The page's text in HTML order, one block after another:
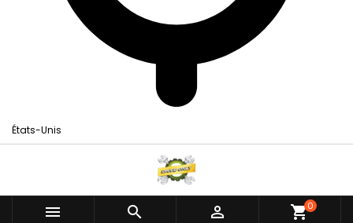
États-Unis
   shopping_cart0